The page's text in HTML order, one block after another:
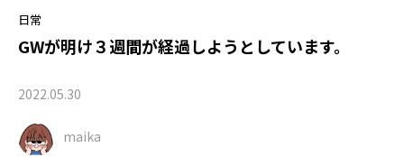
日常
GWが明け３週間が経過しようとしています。
2022.05.30
maika